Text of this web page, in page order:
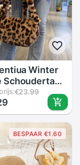
Winter
Schoudertas
Tas
Grote Pluche
Handtas
Bag
Bont Tas
€23.99
BESPAAR €1.60